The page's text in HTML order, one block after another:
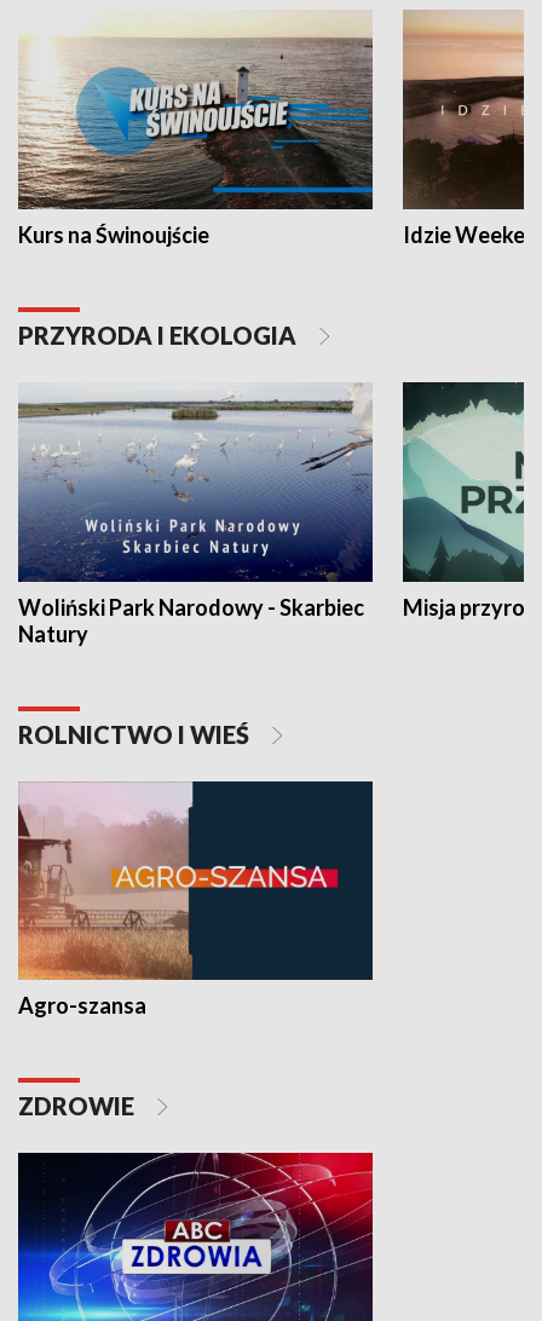
Kurs na Świnoujście Idzie
PRZYRODA I EKOLOGIA
Woliński Park Narodowy - Skarbiec
Natury
Misja
ROLNICTWO I WIEŚ
Agro-szansa
ZDROWIE